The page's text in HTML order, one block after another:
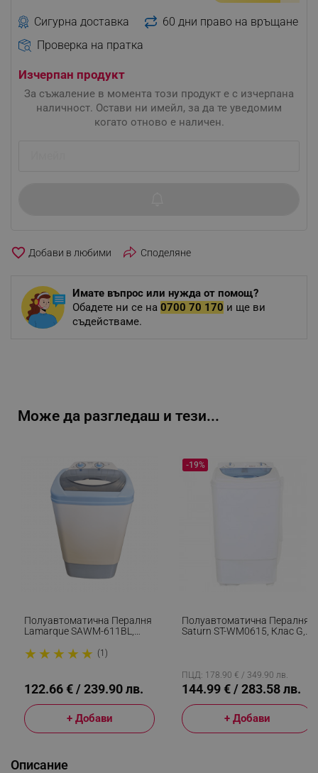
Сигурна доставка
60 дни право на връщане
Проверка на пратка
Изчерпан продукт
За съжаление в момента този продукт е с изчерпана
наличност. Остави ни имейл, за да те уведомим
когато отново е наличен.
favorite_border Споделяне
Имате въпрос или нужда от помощ?
Обадете ни се на 0700 70 170 и ще ви
съдействаме.
Може да разгледаш и тези...
Полуавтоматична Пералня
Lamarque SAWM-611BL,
Превключвател, Син/Бял
★ ★ ★ ★ ★ (1)
122.66 € / 239.90 лв.
+ Добави
Полуавтоматична Пералня
Saturn ST-WM0615, Клас G,
-19%
ПЦД: 178.90 € / 349.90 лв.
144.99 € / 283.58 лв.
+ Добави
Описание